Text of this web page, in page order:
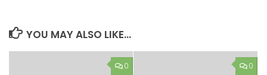
YOU MAY ALSO LIKE...
0 0